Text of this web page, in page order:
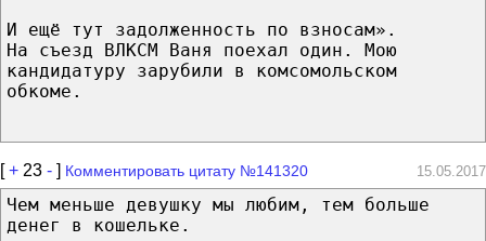
И ещё тут задолженность по взносам».
На съезд ВЛКСМ Ваня поехал один. Мою
кандидатуру зарубили в комсомольском
обкоме.
[+ 23 - ] Комментировать цитату №141320 15.05.2017
Чем меньше девушку мы любим, тем больше
денег в кошельке.